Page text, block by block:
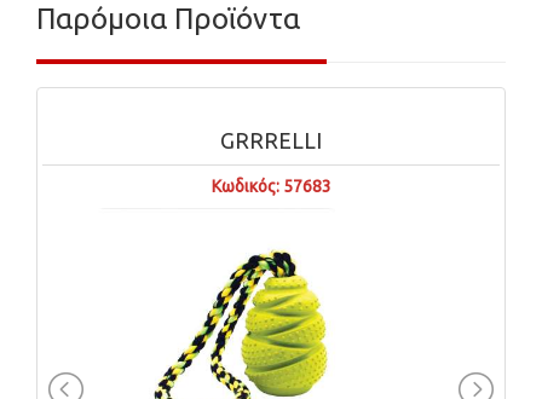
Παρόμοια Προϊόντα
GRRRELLI
Κωδικός: 57683